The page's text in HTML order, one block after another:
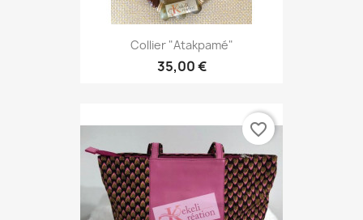
Collier "Atakpamé"
35,00 €
favorite_border